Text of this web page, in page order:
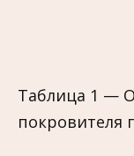
Таблица 1 —
покровителя